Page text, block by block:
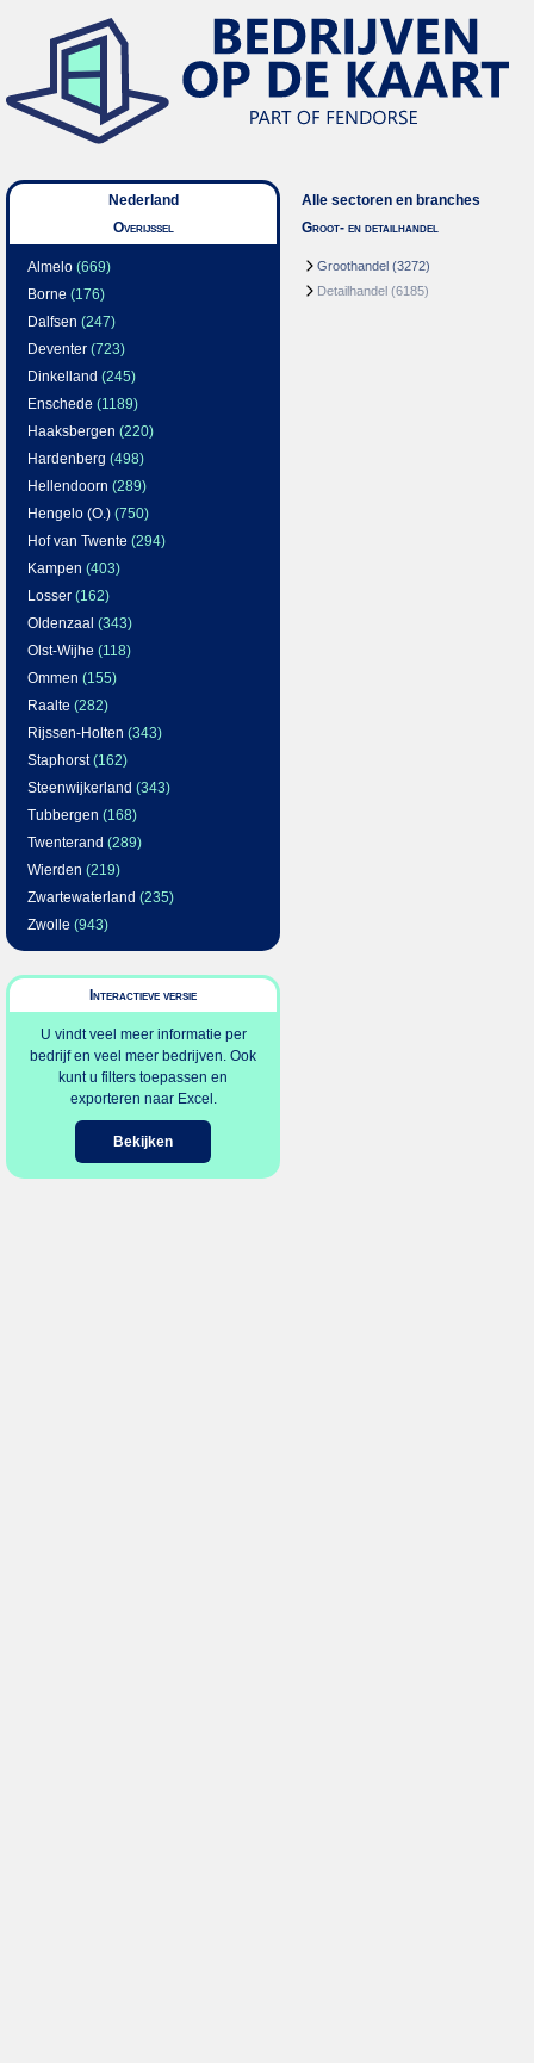
Nederland
Overijssel
Almelo (669)
Borne (176)
Dalfsen (247)
Deventer (723)
Dinkelland (245)
Enschede (1189)
Haaksbergen (220)
Hardenberg (498)
Hellendoorn (289)
Hengelo (O.) (750)
Hof van Twente (294)
Kampen (403)
Losser (162)
Oldenzaal (343)
Olst-Wijhe (118)
Ommen (155)
Raalte (282)
Rijssen-Holten (343)
Staphorst(162)
Steenwijkerland (343)
Tubbergen (168)
Twenterand (289)
Wierden (219)
Zwartewaterland (235)
Zwolle (943)
Interactieve versie
U vindt veel meer informatie per
bedrijf en veel meer bedrijven. Ook
kunt u filters toepassen en
exporteren naar Excel.
Bekijken
Alle sectoren en branches
Groot- en detailhandel
Groothandel (3272)
Detailhandel (6185)